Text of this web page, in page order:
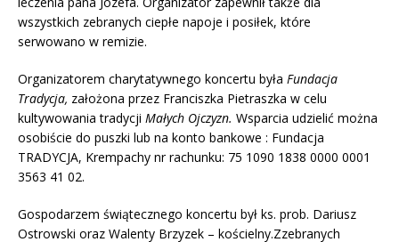
wszystkich zebranych ciepłe napoje i posiłek, które
serwowano w remizie.
Organizatorem charytatywnego koncertu była Fundacja
Tradycja, założona przez Franciszka Pietraszka w celu
kultywowania tradycji Małych Ojczyzn. Wsparcia udzielić można
osobiście do puszki lub na konto bankowe : Fundacja
TRADYCJA, Krempachy nr rachunku: 75 1090 1838 0000 0001
3563 41 02.
Gospodarzem świątecznego koncertu był ks. prob. Dariusz
Ostrowski oraz Walenty Brzyzek – kościelny.Zzebranych